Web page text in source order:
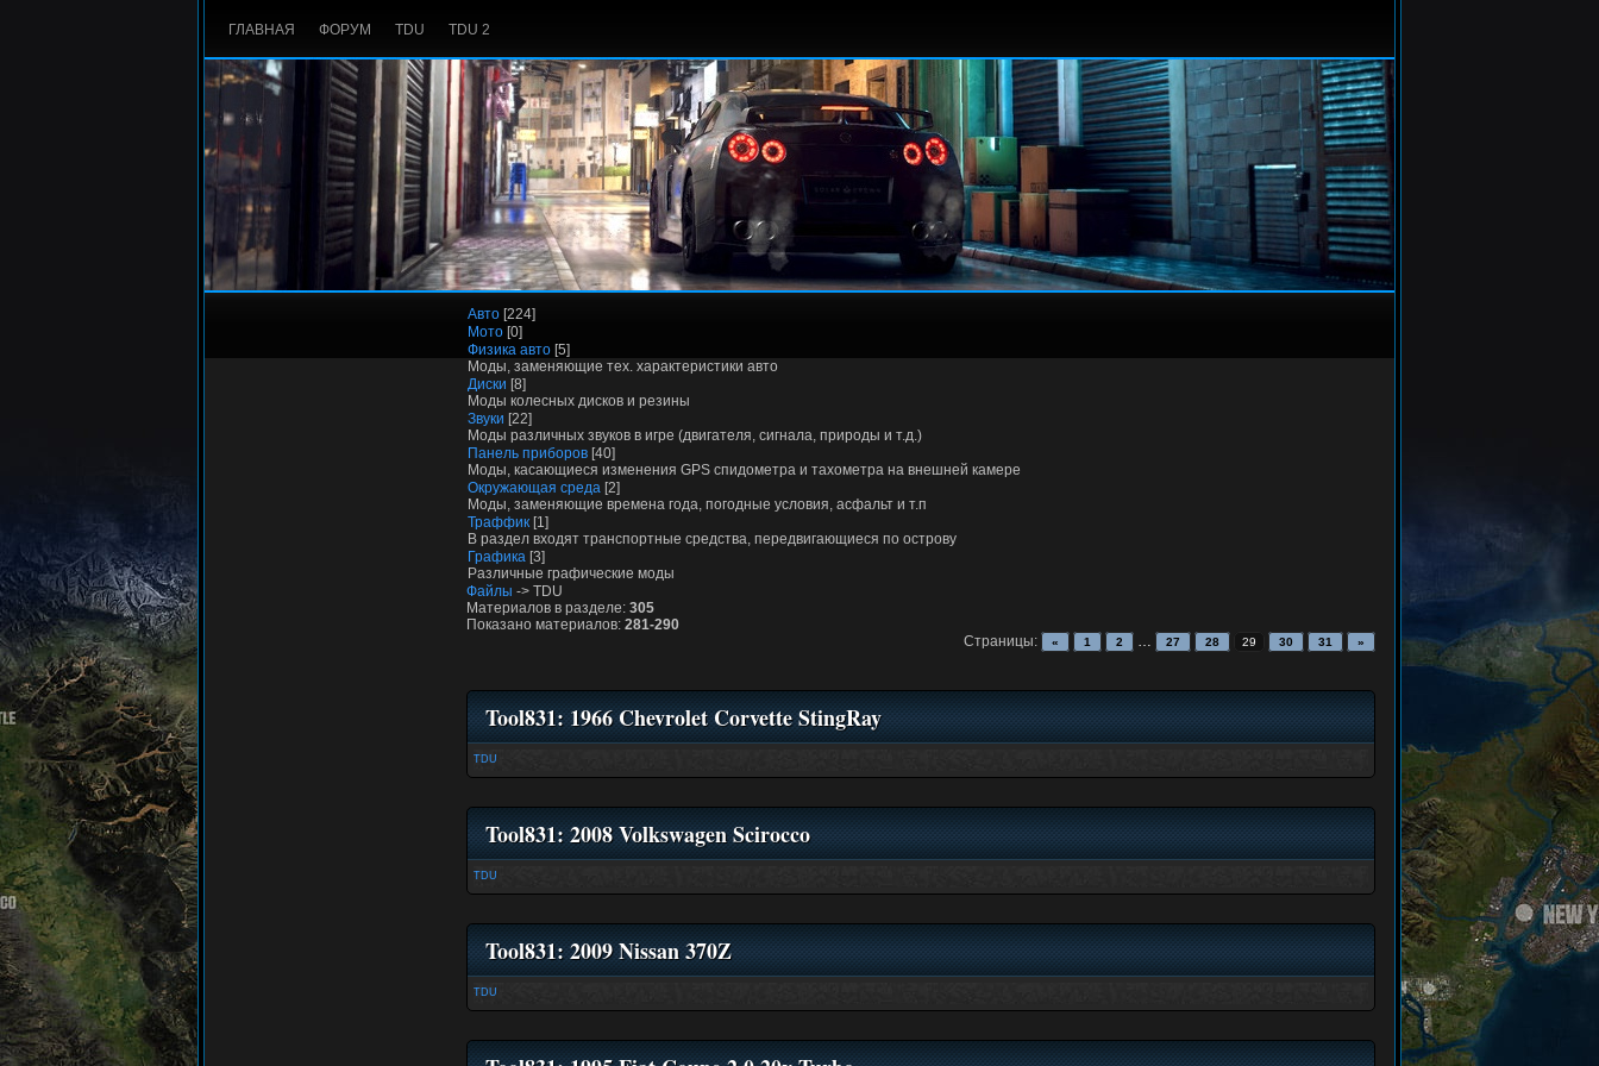
ГЛАВНАЯ ФОРУМ TDU TDU 2
Авто [224]
Мото [0]
Физика авто [5]
Моды, заменяющие тех. характеристики авто
Диски [8]
Моды колесных дисков и резины
Звуки [22]
Моды различных звуков в игре (двигателя, сигнала, природы и т.д.)
Панель приборов [40]
Моды, касающиеся изменения GPS спидометра и тахометра на внешней камере
Окружающая среда [2]
Моды, заменяющие времена года, погодные условия, асфальт и т.п
Траффик [1]
В раздел входят транспортные средства, передвигающиеся по острову
Графика [3]
Различные графические моды
Файлы -> TDU
Материалов в разделе: 305
Показано материалов: 281-290
Страницы:
« 1 2 … 27 28 29 30 31 »
Tool831: 1966 Chevrolet Corvette StingRay
TDU
Tool831: 2008 Volkswagen Scirocco
TDU
Tool831: 2009 Nissan 370Z
TDU